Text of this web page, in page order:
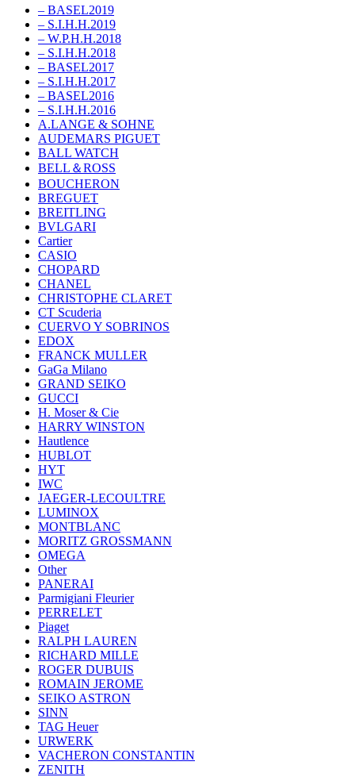
– BASEL2019
– S.I.H.H.2019
– W.P.H.H.2018
– S.I.H.H.2018
– BASEL2017
– S.I.H.H.2017
– BASEL2016
– S.I.H.H.2016
A.LANGE & SOHNE
AUDEMARS PIGUET
BALL WATCH
BELL＆ROSS
BOUCHERON
BREGUET
BREITLING
BVLGARI
Cartier
CASIO
CHOPARD
CHANEL
CHRISTOPHE CLARET
CT Scuderia
CUERVO Y SOBRINOS
EDOX
FRANCK MULLER
GaGa Milano
GRAND SEIKO
GUCCI
H. Moser & Cie
HARRY WINSTON
Hautlence
HUBLOT
HYT
IWC
JAEGER-LECOULTRE
LUMINOX
MONTBLANC
MORITZ GROSSMANN
OMEGA
Other
PANERAI
Parmigiani Fleurier
PERRELET
Piaget
RALPH LAUREN
RICHARD MILLE
ROGER DUBUIS
ROMAIN JEROME
SEIKO ASTRON
SINN
TAG Heuer
URWERK
VACHERON CONSTANTIN
ZENITH